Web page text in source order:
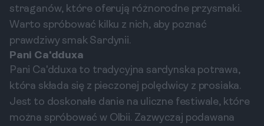
straganów, które oferują różnorodne przysmaki.
Warto spróbować kilku z nich, aby poznać
prawdziwy smak Sardynii.
Pani Ca'dduxa
Pani Ca'dduxa to tradycyjna sardynska potrawa,
która składa się z pieczonej polędwicy z prosiaka.
Jest to doskonałe danie na uliczne festiwale, które
można spróbować w Olbii. Zazwyczaj podawana